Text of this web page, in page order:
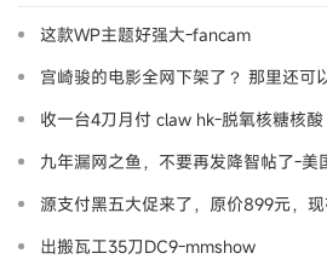
这款WP主题好强大-fancam
宫崎骏的电影全网下架了？ 那里还可
收一台4刀月付 claw hk-脱氧核糖核酸
九年漏网之鱼，不要再发降智帖了-美
源支付黑五大促来了，原价899元，
出搬瓦工35刀DC9-mmshow